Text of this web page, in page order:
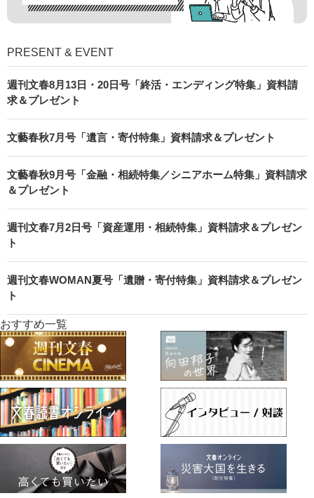
PRESENT & EVENT
週刊文春8月13日・20日号「終活・エンディング特集」資料請
求＆プレゼント
文藝春秋7月号「遺言・寄付特集」資料請求＆プレゼント
文藝春秋9月号「金融・相続特集／シニアホーム特集」資料請求
＆プレゼント
週刊文春7月2日号「資産運用・相続特集」資料請求＆プレゼン
ト
週刊文春WOMAN夏号「遺贈・寄付特集」資料請求＆プレゼン
ト
おすすめ一覧